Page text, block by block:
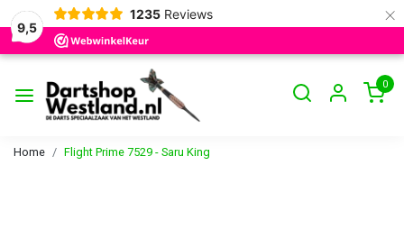
9,5
1235 Reviews ×
0
Home Flight Prime 7529 - Saru King